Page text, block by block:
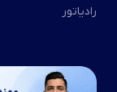
رادیاتور